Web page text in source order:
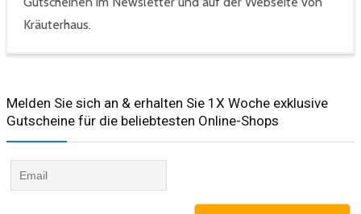
Kräuterhaus.
Melden Sie sich an & erhalten Sie 1X Woche exklusive
Gutscheine für die beliebtesten Online-Shops​